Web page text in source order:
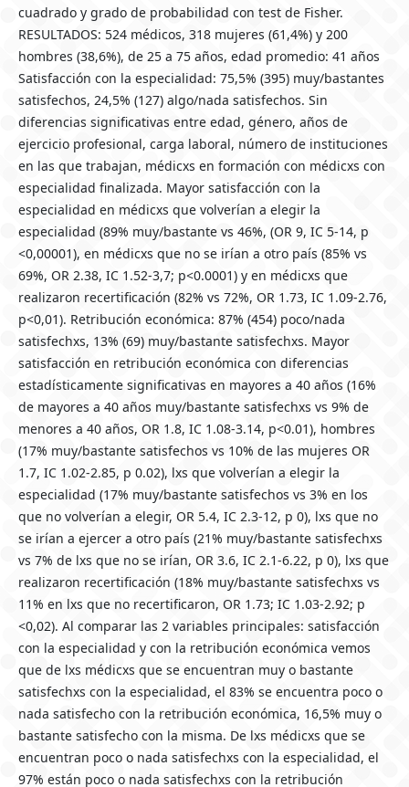
cuadrado y grado de probabilidad con test de Fisher.
RESULTADOS: 524 médicos, 318 mujeres (61,4%) y 200
hombres (38,6%), de 25 a 75 años, edad promedio: 41 años
Satisfacción con la especialidad: 75,5% (395) muy/bastantes
satisfechos, 24,5% (127) algo/nada satisfechos. Sin
diferencias significativas entre edad, género, años de
ejercicio profesional, carga laboral, número de instituciones
en las que trabajan, médicxs en formación con médicxs con
especialidad finalizada. Mayor satisfacción con la
especialidad en médicxs que volverían a elegir la
especialidad (89% muy/bastante vs 46%, (OR 9, IC 5-14, p
<0,00001), en médicxs que no se irían a otro país (85% vs
69%, OR 2.38, IC 1.52-3,7; p<0.0001) y en médicxs que
realizaron recertificación (82% vs 72%, OR 1.73, IC 1.09-2.76,
p<0,01). Retribución económica: 87% (454) poco/nada
satisfechxs, 13% (69) muy/bastante satisfechxs. Mayor
satisfacción en retribución económica con diferencias
estadísticamente significativas en mayores a 40 años (16%
de mayores a 40 años muy/bastante satisfechxs vs 9% de
menores a 40 años, OR 1.8, IC 1.08-3.14, p<0.01), hombres
(17% muy/bastante satisfechos vs 10% de las mujeres OR
1.7, IC 1.02-2.85, p 0.02), lxs que volverían a elegir la
especialidad (17% muy/bastante satisfechos vs 3% en los
que no volverían a elegir, OR 5.4, IC 2.3-12, p 0), lxs que no
se irían a ejercer a otro país (21% muy/bastante satisfechxs
vs 7% de lxs que no se irían, OR 3.6, IC 2.1-6.22, p 0), lxs que
realizaron recertificación (18% muy/bastante satisfechxs vs
11% en lxs que no recertificaron, OR 1.73; IC 1.03-2.92; p
<0,02). Al comparar las 2 variables principales: satisfacción
con la especialidad y con la retribución económica vemos
que de lxs médicxs que se encuentran muy o bastante
satisfechxs con la especialidad, el 83% se encuentra poco o
nada satisfecho con la retribución económica, 16,5% muy o
bastante satisfecho con la misma. De lxs médicxs que se
encuentran poco o nada satisfechxs con la especialidad, el
97% están poco o nada satisfechxs con la retribución